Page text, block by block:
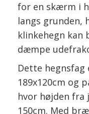
for en skærm i
langs grunden,
klinkehegn kan
dæmpe
Dette
189x120cm og
hvor højden
150cm. Med